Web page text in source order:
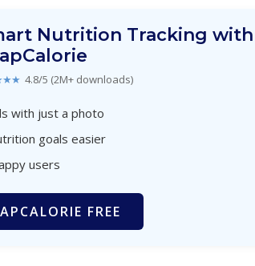
Nutrition Tracking with
4.8/5 (2M+ downloads)
with just a photo
goals easier
users
FREE